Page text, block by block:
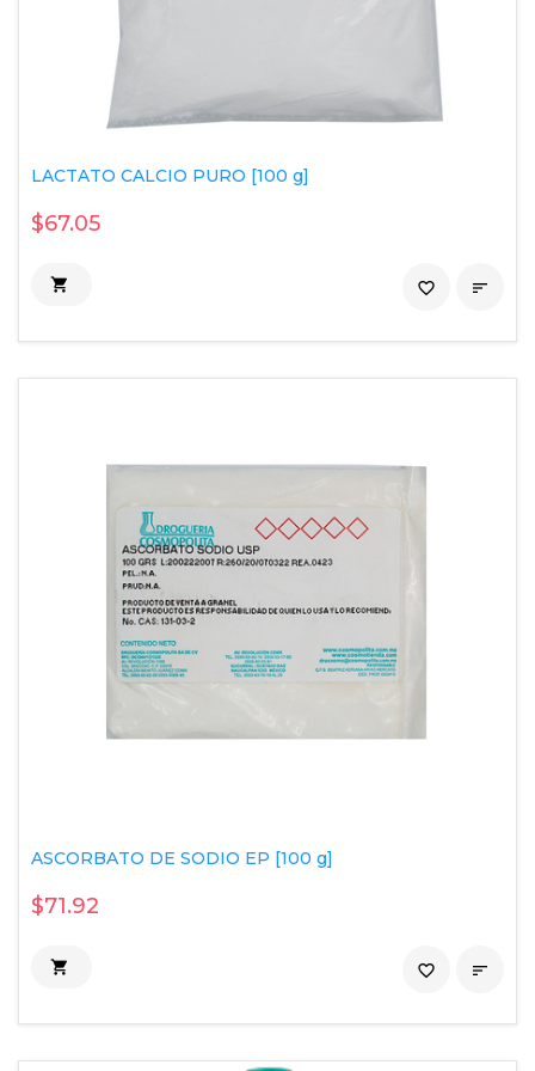
LACTATO CALCIO PURO [100 g]
$67.05
 
favorite_border
ASCORBATO DE SODIO EP [100 g]
$71.92
 
favorite_border